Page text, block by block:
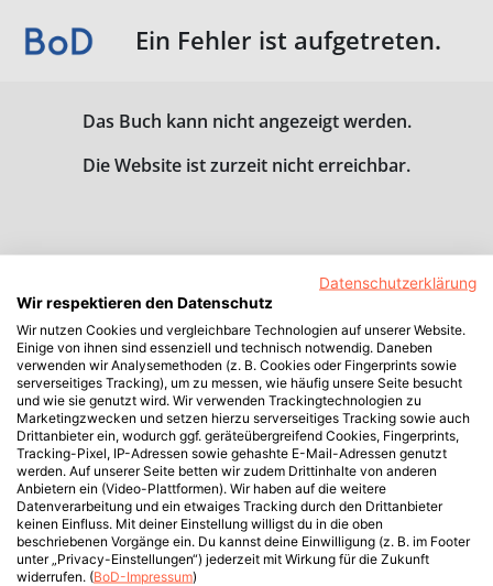
Ein Fehler ist aufgetreten.
Das Buch kann nicht angezeigt werden.
Die Website ist zurzeit nicht erreichbar.
Datenschutzerklärung
Wir respektieren den Datenschutz
Wir nutzen Cookies und vergleichbare Technologien auf unserer Website.
Einige von ihnen sind essenziell und technisch notwendig. Daneben
verwenden wir Analysemethoden (z. B. Cookies oder Fingerprints sowie
serverseitiges Tracking), um zu messen, wie häufig unsere Seite besucht
und wie sie genutzt wird. Wir verwenden Trackingtechnologien zu
Marketingzwecken und setzen hierzu serverseitiges Tracking sowie auch
Drittanbieter ein, wodurch ggf. geräteübergreifend Cookies, Fingerprints,
Tracking-Pixel, IP-Adressen sowie gehashte E-Mail-Adressen genutzt
werden. Auf unserer Seite betten wir zudem Drittinhalte von anderen
Anbietern ein (Video-Plattformen). Wir haben auf die weitere
Datenverarbeitung und ein etwaiges Tracking durch den Drittanbieter
keinen Einfluss. Mit deiner Einstellung willigst du in die oben
beschriebenen Vorgänge ein. Du kannst deine Einwilligung (z. B. im Footer
unter „Privacy-Einstellungen“) jederzeit mit Wirkung für die Zukunft
widerrufen. (BoD-Impressum)